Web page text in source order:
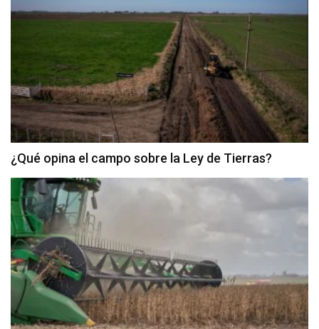
¿Qué opina el campo sobre la Ley de Tierras?